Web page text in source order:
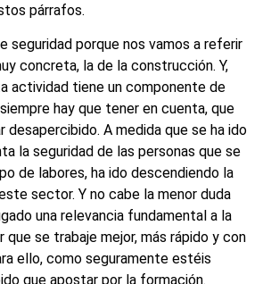
párrafos.
seguridad porque nos vamos a referir
concreta, la de la construcción. Y,
actividad tiene un componente de
hay que tener en cuenta, que
desapercibido. A medida que se ha ido
la seguridad de las personas que se
de labores, ha ido descendiendo la
sector. Y no cabe la menor duda
una relevancia fundamental a la
que se trabaje mejor, más rápido y con
ello, como seguramente estéis
que apostar por la formación.